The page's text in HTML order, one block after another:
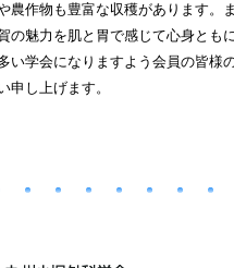
農作物も豊富な収穫があります。
の魅力を肌と胃で感じて心身とも
学会になりますよう会員の皆様
申し上げます。